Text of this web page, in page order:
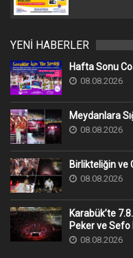
YENİ HABERLER
Hafta Sonu
08.08.2026
Meydanlara
08.08.2026
Birlikteliğin ve
08.08.2026
Karabük’te
Peker ve Sefo
08.08.2026